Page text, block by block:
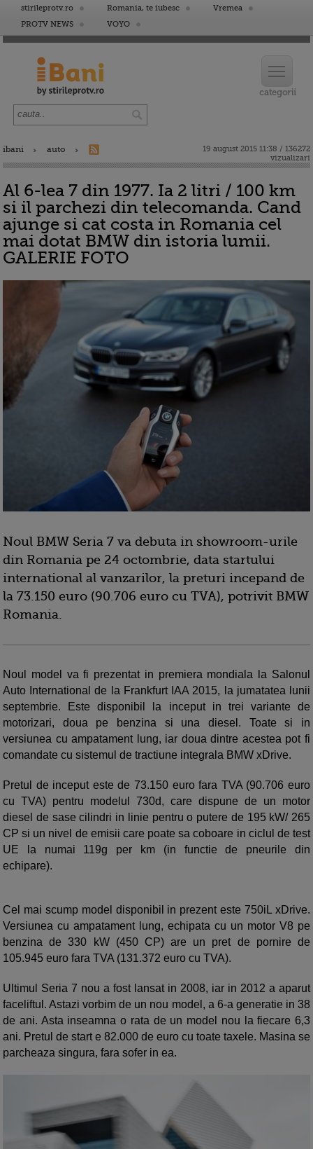
stirileprotv.ro Romania, te iubesc
Vremea
PROTV NEWS
VOYO
ibani auto
19 august 2015 11:38 / 136272
vizualizari
Al 6-lea 7 din 1977. Ia 2 litri / 100 km
si il parchezi din telecomanda. Cand
ajunge si cat costa in Romania cel
mai dotat BMW din istoria lumii.
GALERIE FOTO
Noul BMW Seria 7 va debuta in showroom-urile
din Romania pe 24 octombrie, data startului
international al vanzarilor, la preturi incepand de
la 73.150 euro (90.706 euro cu TVA), potrivit BMW
Romania.
Noul model va fi prezentat in premiera mondiala la Salonul
Auto International de la Frankfurt IAA 2015, la jumatatea lunii
septembrie. Este disponibil la inceput in trei variante de
motorizari, doua pe benzina si una diesel. Toate si in
versiunea cu ampatament lung, iar doua dintre acestea pot fi
comandate cu sistemul de tractiune integrala BMW xDrive.
Pretul de inceput este de 73.150 euro fara TVA (90.706 euro
cu TVA) pentru modelul 730d, care dispune de un motor
diesel de sase cilindri in linie pentru o putere de 195 kW/ 265
CP si un nivel de emisii care poate sa coboare in ciclul de test
UE la numai 119g per km (in functie de pneurile din
echipare).
Cel mai scump model disponibil in prezent este 750iL xDrive.
Versiunea cu ampatament lung, echipata cu un motor V8 pe
benzina de 330 kW (450 CP) are un pret de pornire de
105.945 euro fara TVA (131.372 euro cu TVA).
Ultimul Seria 7 nou a fost lansat in 2008, iar in 2012 a aparut
faceliftul. Astazi vorbim de un nou model, a 6-a generatie in 38
de ani. Asta inseamna o rata de un model nou la fiecare 6,3
ani. Pretul de start e 82.000 de euro cu toate taxele. Masina se
parcheaza singura, fara sofer in ea.